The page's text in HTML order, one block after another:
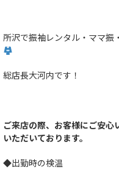
所沢で振袖レンタル・ママ振
総店長大河内です！
ご来店の際、お客様にご安
いただいております。
◆出勤時の検温